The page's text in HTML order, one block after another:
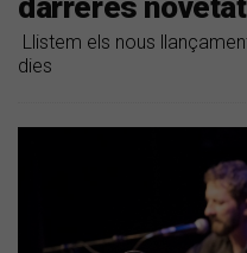
darreres
​Llistem els nous
dies